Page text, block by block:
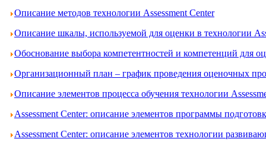
Описание методов технологии Assessment Center
Описание шкалы, используемой для оценки в технологии
Обоснование выбора компетентностей и компетенций для
Организационный план – график проведения оценочных
Описание элементов процесса обучения технологии
Assessment Center: описание элементов программы
Assessment Center: описание элементов технологии